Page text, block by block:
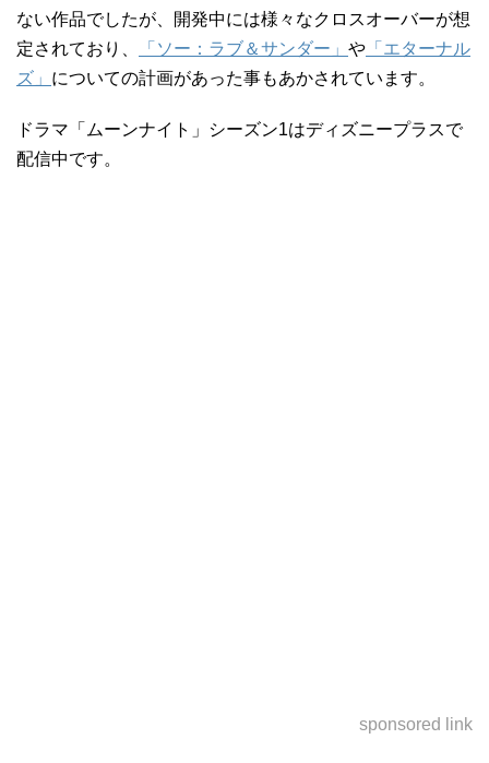
ない作品でしたが、開発中には様々なクロスオーバーが想
定されており、
「ソー：ラブ＆サンダー」 や 「エターナル
ズ」 についての計画があった事もあかされています。
ドラマ「ムーンナイト」シーズン1はディズニープラスで
配信中です。
sponsored link